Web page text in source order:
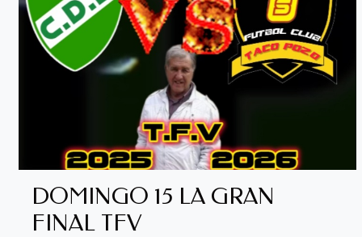
DOMINGO 15 LA GRAN
FINAL TFV